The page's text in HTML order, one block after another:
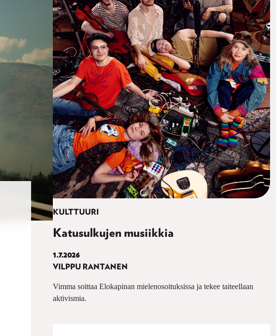
KULTTUURI
Katusulkujen musiikkia
1.7.2026
VILPPU RANTANEN
Vimma soittaa Elokapinan mielenosoituksissa ja tekee taiteellaan
aktivismia.